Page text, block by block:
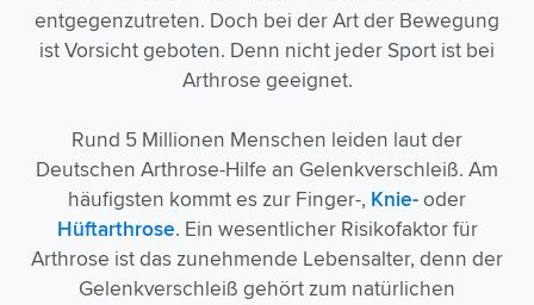
entgegenzutreten. Doch bei der Art der Bewegung
ist Vorsicht geboten. Denn nicht jeder Sport ist bei
Arthrose geeignet.
Rund 5 Millionen Menschen leiden laut der
Deutschen Arthrose-Hilfe an Gelenkverschleiß. Am
häufigsten kommt es zur Finger-, Knie-oder
Hüftarthrose. Ein wesentlicher Risikofaktor für
Arthrose ist das zunehmende Lebensalter, denn der
Gelenkverschleiß gehört zum natürlichen